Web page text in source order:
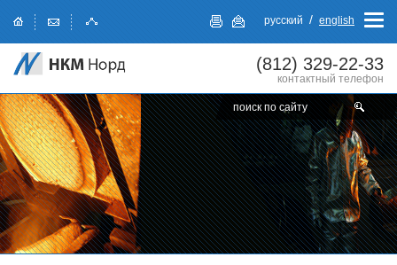
русский / english
(812) 329-22-33
контактный телефон